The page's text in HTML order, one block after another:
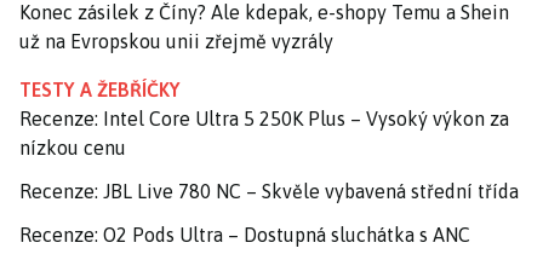
Konec zásilek z Číny? Ale kdepak, e-shopy Temu a Shein
už na Evropskou unii zřejmě vyzrály
TESTY A ŽEBŘÍČKY
Recenze: Intel Core Ultra 5 250K Plus – Vysoký výkon za
nízkou cenu
Recenze: JBL Live 780 NC – Skvěle vybavená střední třída
Recenze: O2 Pods Ultra – Dostupná sluchátka s ANC